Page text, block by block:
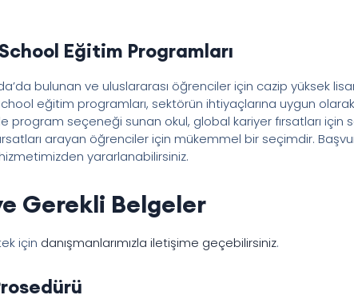
Eğitim Programları
bulunan ve uluslararası öğrenciler için cazip yüksek
eğitim programları, sektörün ihtiyaçlarına uygun
program seçeneği sunan okul, global kariyer fırsatları için
arayan öğrenciler için mükemmel bir seçimdir.
yararlanabilirsiniz.
Gerekli Belgeler
için danışmanlarımızla iletişime geçebilirsiniz.